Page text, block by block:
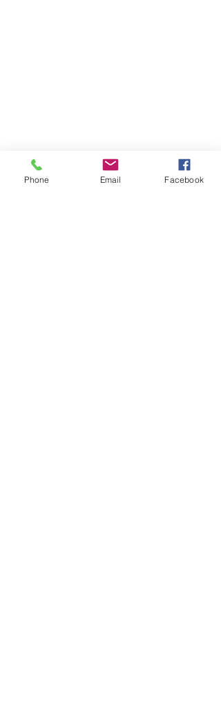
Phone Email Facebook